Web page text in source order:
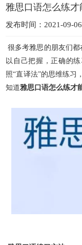
雅思口语怎么练才
发布时间：2021-09-
很多考雅思的朋友们
以自己把握，正确的
照“直译法”的思维练习
知道雅思口语怎么练才